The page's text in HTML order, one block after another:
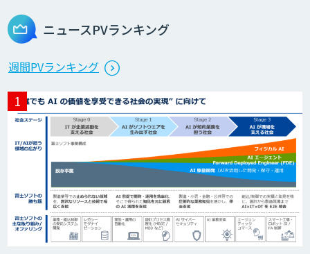
StellaController 2.0
検図・照査AI
積算AI
ニュースPVランキング
週間PVランキング